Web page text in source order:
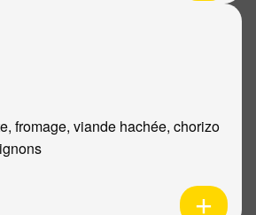
fromage, viande hachée, chorizo